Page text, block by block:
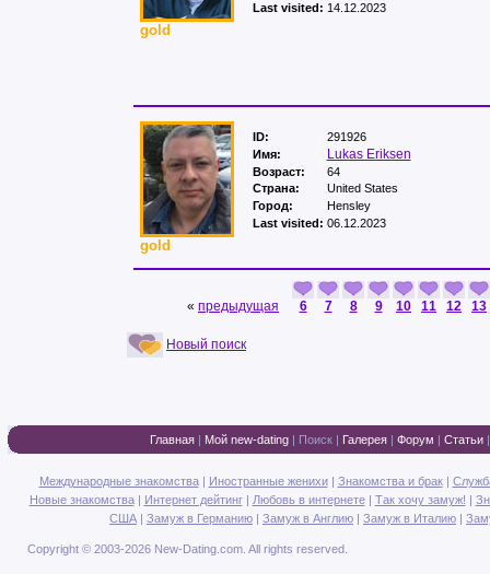
gold
Last visited: 14.12.2023
gold
ID:
291926
Имя:
Lukas Eriksen
Возраст:
64
Страна:
United States
Город:
Hensley
Last visited: 06.12.2023
« предыдущая 6 7 8 9 10 11 12 13
Новый поиск
Главная | Мой new-dating | Поиск | Галерея | Форум | Статьи
Международные знакомства| Иностранные женихи| Знакомства и брак|
Новые знакомства| Интернет дейтинг| Любовь в интернете| Так хочу замуж! |
США | Замуж в Германию | Замуж в Англию | Замуж в Италию |
Copyright © 2003-2026 New-Dating.com. All rights reserved.